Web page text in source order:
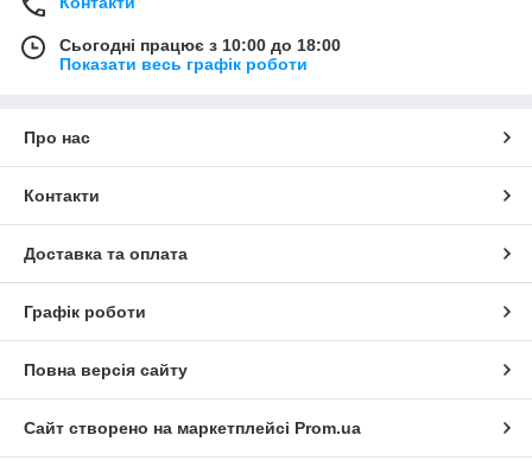
Сьогодні працює з 10:00 до 18:00
Показати весь графік роботи
Про нас
Контакти
Доставка та оплата
Графік роботи
Повна версія сайту
Сайт створено на маркетплейсі Prom.ua